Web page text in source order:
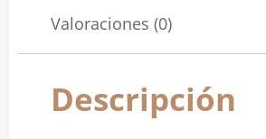
Valoraciones (0)
Descripción